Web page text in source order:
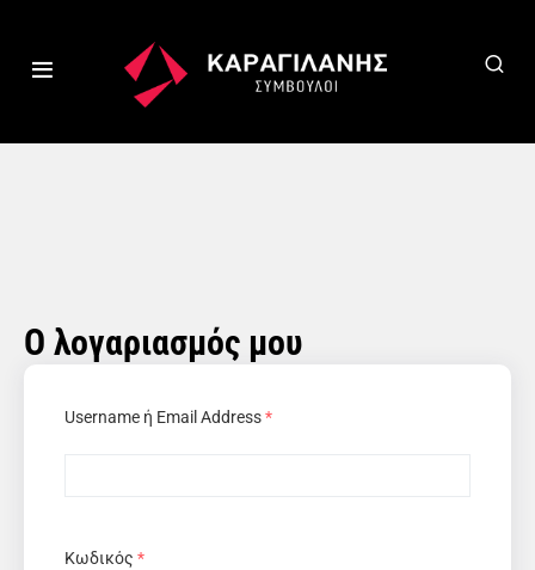
Ο λογαριασμός μου
Username ή Email Address*
Κωδικός*